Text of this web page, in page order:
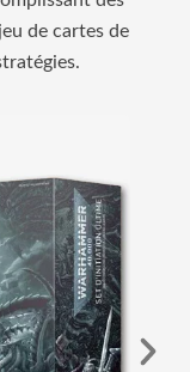
de cartes de